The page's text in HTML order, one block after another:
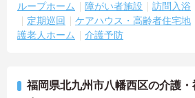
ループホーム
障がい者施設 訪問入浴
定期巡回
ケアハウス・高齢者住宅地
護老人ホーム
介護予防
福岡県北九州市八幡西区の介護